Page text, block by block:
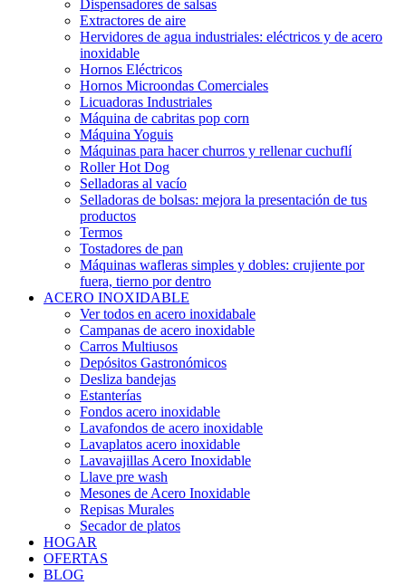
Dispensadores de salsas
Extractores de aire
Hervidores de agua industriales: eléctricos y de acero
inoxidable
Hornos Eléctricos
Hornos Microondas Comerciales
Licuadoras Industriales
Máquina de cabritas pop corn
Máquina Yoguis
Máquinas para hacer churros y rellenar cuchuflí
Roller Hot Dog
Selladoras al vacío
Selladoras de bolsas: mejora la presentación de tus
productos
Termos
Tostadores de pan
Máquinas wafleras simples y dobles: crujiente por
fuera, tierno por dentro
ACERO INOXIDABLE
Ver todos en acero inoxidabale
Campanas de acero inoxidable
Carros Multiusos
Depósitos Gastronómicos
Desliza bandejas
Estanterías
Fondos acero inoxidable
Lavafondos de acero inoxidable
Lavaplatos acero inoxidable
Lavavajillas Acero Inoxidable
Llave pre wash
Mesones de Acero Inoxidable
Repisas Murales
Secador de platos
HOGAR
OFERTAS
BLOG